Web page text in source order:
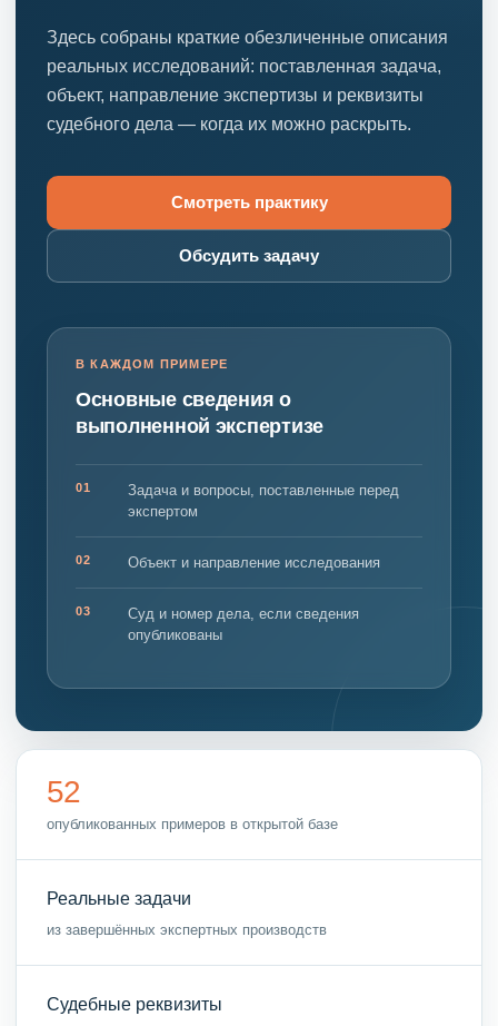
Здесь собраны краткие обезличенные описания
реальных исследований: поставленная задача,
объект, направление экспертизы и реквизиты
судебного дела — когда их можно раскрыть.
Смотреть практику
Обсудить задачу
В КАЖДОМ ПРИМЕРЕ
Основные сведения о
выполненной экспертизе
01
Задача и вопросы, поставленные перед
экспертом
02 Объект и направление исследования
03
Суд и номер дела, если сведения
опубликованы
52
опубликованных примеров в открытой базе
Реальные задачи
из завершённых экспертных производств
Судебные реквизиты